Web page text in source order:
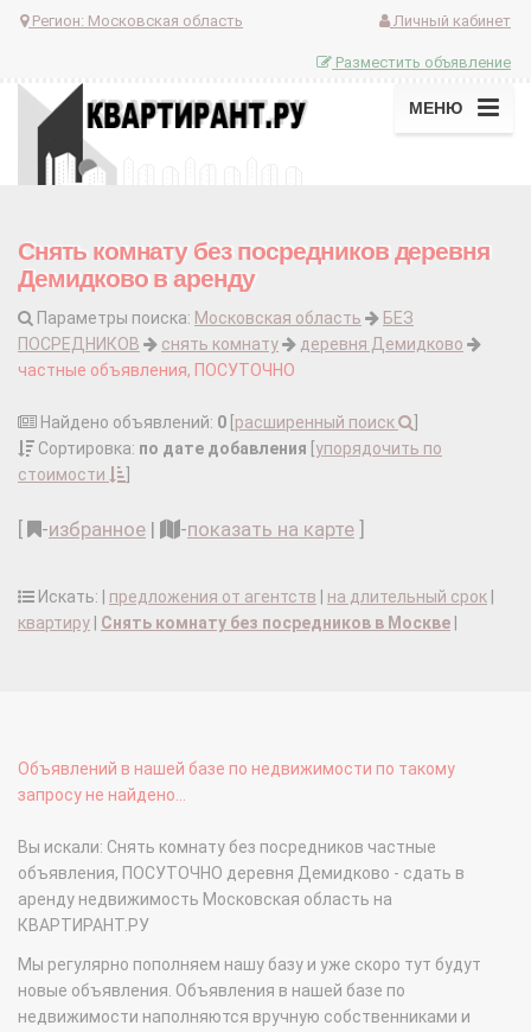
Регион: Московская область Личный кабинет
Разместить объявление
МЕНЮ
Снять комнату без посредников деревня
Демидково в аренду
Параметры поиска: Московская область
БЕЗ
ПОСРЕДНИКОВ
снять комнату
деревня Демидково
частные объявления, ПОСУТОЧНО
Найдено объявлений: 0 расширенный поиск
Сортировка: по дате добавления упорядочить по
стоимости
-избранное | -показать на карте
Искать: | предложения от агентств на длительный срок
квартиру
Снять комнату без посредников в Москве
Объявлений в нашей базе по недвижимости по такому
запросу не найдено...
Вы искали: Снять комнату без посредников частные
объявления, ПОСУТОЧНО деревня Демидково - сдать в
аренду недвижимость Московская область на
КВАРТИРАНТ.РУ
Мы регулярно пополняем нашу базу и уже скоро тут будут
новые объявления. Объявления в нашей базе по
недвижимости наполняются вручную собственниками и